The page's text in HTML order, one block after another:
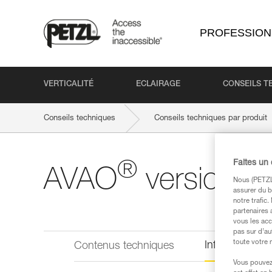
VERTICALITÉ ECLAIRAGE CONSEILS
Conseils techniques Conseils techniques par produit
AVAO® version
Contenus techniques Informations
Faites un
Nous
assurer du
notre trafic.
partenaires
vous les
pas sur
toute votre
Vous